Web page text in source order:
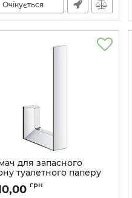
Очікується
для запасного
туалетного паперу
Selection Cube
грн